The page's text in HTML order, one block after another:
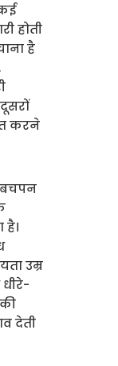
होती
है
करने
बचपन
उम्र
देती